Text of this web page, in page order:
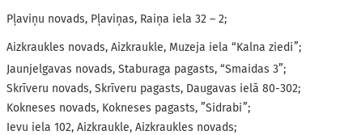
Pļaviņu novads, Pļaviņas, Raiņa iela 32 – 2;
Aizkraukles novads, Aizkraukle, Muzeja iela “Kalna ziedi”;
Jaunjelgavas novads, Staburaga pagasts, “Smaidas 3”;
Skrīveru novads, Skrīveru pagasts, Daugavas ielā 80-302;
Kokneses novads, Kokneses pagasts, ”Sidrabi”;
Ievu iela 102, Aizkraukle, Aizkraukles novads;